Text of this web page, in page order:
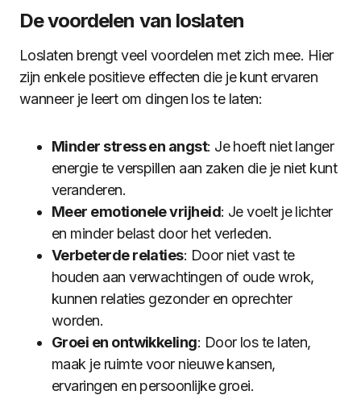
De voordelen van loslaten
Loslaten brengt veel voordelen met zich mee. Hier
zijn enkele positieve effecten die je kunt ervaren
wanneer je leert om dingen los te laten:
Minder stress en angst: Je hoeft niet langer
energie te verspillen aan zaken die je niet kunt
veranderen.
Meer emotionele vrijheid: Je voelt je lichter
en minder belast door het verleden.
Verbeterde relaties: Door niet vast te
houden aan verwachtingen of oude wrok,
kunnen relaties gezonder en oprechter
worden.
Groei en ontwikkeling: Door los te laten,
maak je ruimte voor nieuwe kansen,
ervaringen en persoonlijke groei.